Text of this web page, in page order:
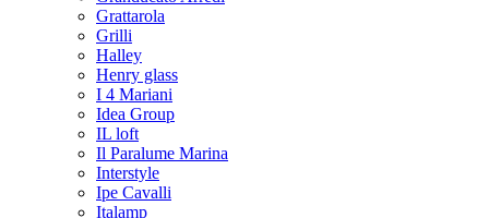
Grattarola
Grilli
Halley
Henry glass
I 4 Mariani
Idea Group
IL loft
Il Paralume Marina
Interstyle
Ipe Cavalli
Italamp